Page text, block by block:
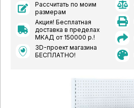
Рассчитать по моим
размерам
Акция! Бесплатная
доставка в пределах
МКАД от 150000 р.!
3D-проект магазина
БЕСПЛАТНО!